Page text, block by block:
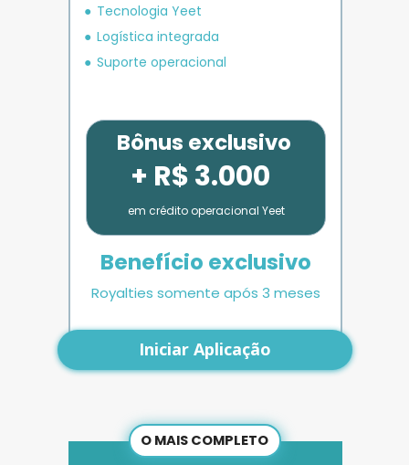
O MAIS COMPLETO
Tecnologia Yeet
Logística integrada
Suporte operacional
Iniciar Aplicação
Bônus exclusivo
+ R$ 3.000
em crédito operacional Yeet
Benefício exclusivo
Royalties somente após 3 meses